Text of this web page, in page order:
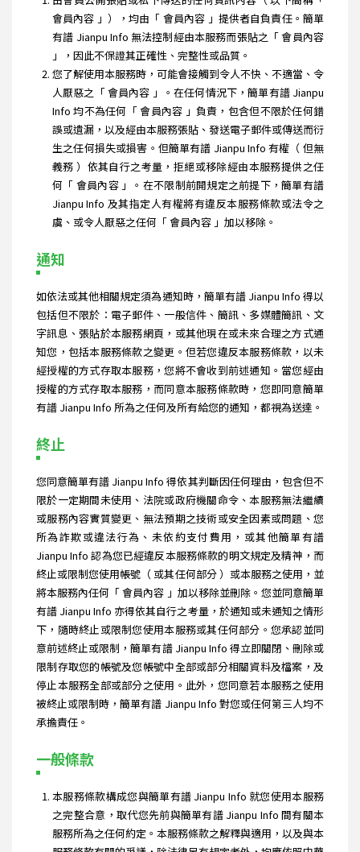
會員內容 」），均由「 會員內容 」提供者自負責任。簡單
有譜 Jianpu Info 無法控制經由本服務而張貼之「 會員內容
」，因此不保證其正確性、完整性或品質。
您了解使用本服務時，可能會接觸到令人不快、不適當、令
人厭惡之「 會員內容 」。在任何情況下，簡單有譜 Jianpu
Info 均不為任何「 會員內容 」負責，包含但不限於任何錯
誤或遺漏，以及經由本服務張貼、發送電子郵件或傳送而衍
生之任何損失或損害。但簡單有譜 Jianpu Info 有權（ 但無
義務 ）依其自行之考量，拒絕或移除經由本服務提供之任
何「 會員內容 」。在不限制前開規定之前提下，簡單有譜
Jianpu Info 及其指定人有權將有違反本服務條款或法令之
虞、或令人厭惡之任何「 會員內容 」加以移除。
通知
如依法或其他相關規定須為通知時，簡單有譜 Jianpu Info 得以
包括但不限於：電子郵件、一般信件、簡訊、多媒體簡訊、文
字訊息、張貼於本服務網頁，或其他現在或未來合理之方式通
知您，包括本服務條款之變更。但若您違反本服務條款，以未
經授權的方式存取本服務，您將不會收到前述通知。當您經由
授權的方式存取本服務，而同意本服務條款時，您即同意簡單
有譜 Jianpu Info 所為之任何及所有給您的通知，都視為送達。
終止
您同意簡單有譜 Jianpu Info 得依其判斷因任何理由，包含但不
限於一定期間未使用、法院或政府機關命令、本服務無法繼續
或服務內容實質變更、無法預期之技術或安全因素或問題、您
所為詐欺或違法行為、未依約支付費用，或其他簡單有譜
Jianpu Info 認為您已經違反本服務條款的明文規定及精神，而
終止或限制您使用帳號（ 或其任何部分 ）或本服務之使用，並
將本服務內任何「 會員內容 」加以移除並刪除。您並同意簡單
有譜 Jianpu Info 亦得依其自行之考量，於通知或未通知之情形
下，隨時終止或限制您使用本服務或其任何部分。您承認並同
意前述終止或限制，簡單有譜 Jianpu Info 得立即關閉、刪除或
限制存取您的帳號及您帳號中全部或部分相關資料及檔案，及
停止本服務全部或部分之使用。此外，您同意若本服務之使用
被終止或限制時，簡單有譜 Jianpu Info 對您或任何第三人均不
承擔責任。
一般條款
本服務條款構成您與簡單有譜 Jianpu Info 就您使用本服務
之完整合意，取代您先前與簡單有譜 Jianpu Info 間有關本
服務所為之任何約定。本服務條款之解釋與適用，以及與本